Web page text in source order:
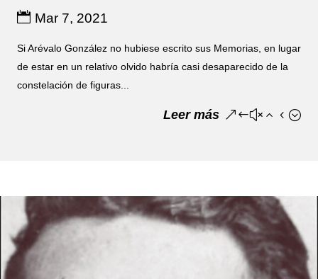
Mar 7, 2021
Si Arévalo González no hubiese escrito sus Memorias, en lugar
de estar en un relativo olvido habría casi desaparecido de la
constelación de figuras...
Leer más